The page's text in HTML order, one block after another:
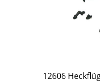
12606